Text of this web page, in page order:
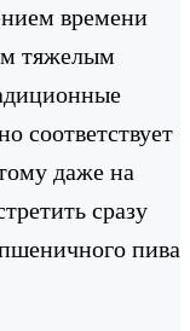
времени
тяжелым
соответствует
даже на
сразу
пива